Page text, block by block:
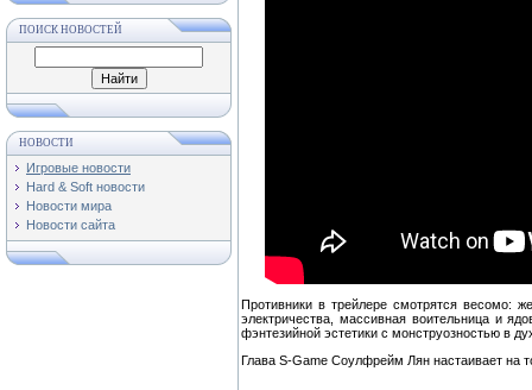
ПОИСК НОВОСТЕЙ
НОВОСТИ
Игровые новости
Hard & Soft новости
Новости мира
Новости сайта
Противники в трейлере смотрятся весомо:
электричества, массивная воительница и
фэнтезийной эстетики с монструозностью в
Глава S-Game Соулфрейм Лян настаивает на